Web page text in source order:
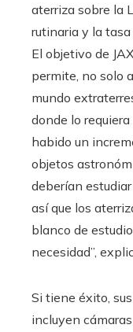
aterriza sobre la
rutinaria y la
El objetivo de
permite, no solo
mundo
donde lo
habido un
objetos
deberían
así que los
blanco de
necesidad”,
Si tiene éxito,
incluyen